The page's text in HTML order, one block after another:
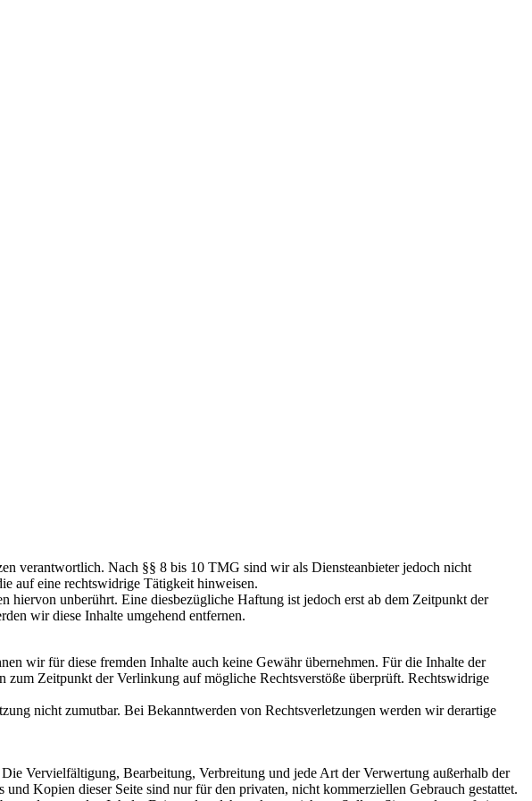
verantwortlich. Nach §§ 8 bis 10 TMG sind wir als Diensteanbieter jedoch nicht
auf eine rechtswidrige Tätigkeit hinweisen.
unberührt. Eine diesbezügliche Haftung ist jedoch erst ab dem Zeitpunkt der
wir diese Inhalte umgehend entfernen.
wir für diese fremden Inhalte auch keine Gewähr übernehmen. Für die Inhalte der
Zeitpunkt der Verlinkung auf mögliche Rechtsverstöße überprüft. Rechtswidrige
nicht zumutbar. Bei Bekanntwerden von Rechtsverletzungen werden wir derartige
Vervielfältigung, Bearbeitung, Verbreitung und jede Art der Verwertung außerhalb der
Kopien dieser Seite sind nur für den privaten, nicht kommerziellen Gebrauch gestattet.